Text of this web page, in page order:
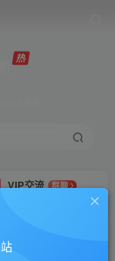
VIP交流
群聊
研究探讨更多创业项目路子。
招募站长